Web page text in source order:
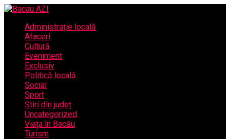
Administrație locală
Afaceri
Cultură
Eveniment
Exclusiv
Politică locală
Social
Sport
Știri din județ
Uncategorized
Viața în Bacău
Turism